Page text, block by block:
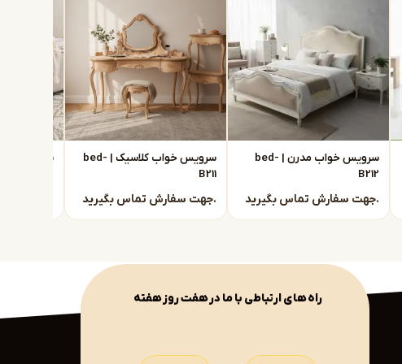
سرویس خواب مدرن | bed-
B212
جهت سفارش تماس بگیرید.
سرویس خواب کلاسیک | bed-
B211
جهت سفارش تماس بگیرید.
راه های ارتباطی با ما در هفت روز هفته